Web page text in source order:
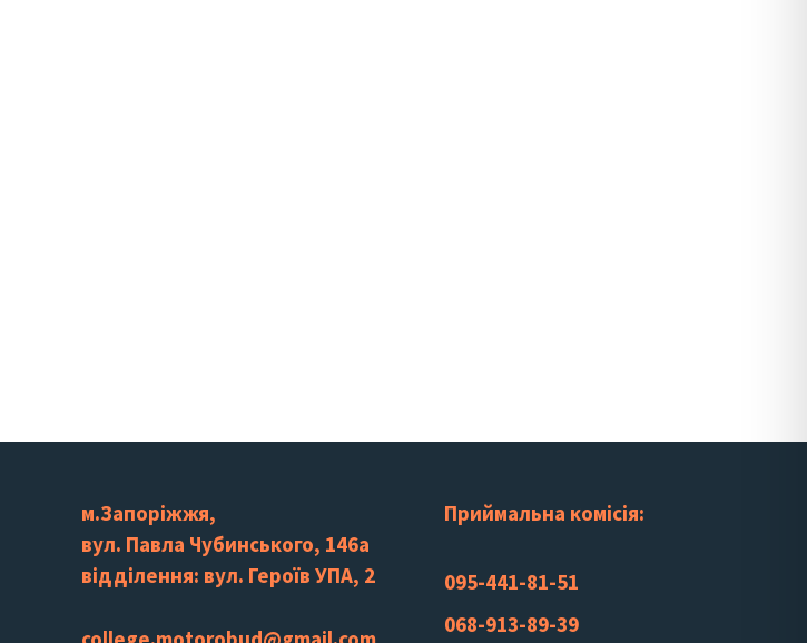
м.Запоріжжя,
вул. Павла Чубинського, 146а
відділення: вул. Героїв УПА, 2
Приймальна комісія:
095-441-81-51
068-913-89-39